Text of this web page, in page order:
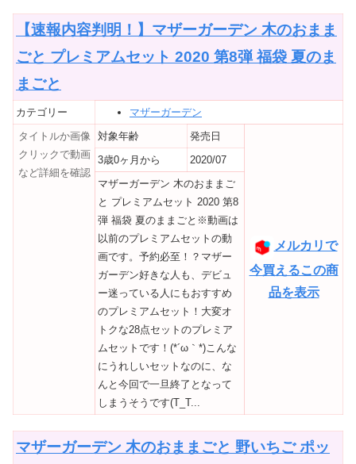
【速報内容判明！】マザーガーデン 木のおまま
ごと プレミアムセット 2020 第8弾 福袋 夏のま
まごと
カテゴリー
マザーガーデン
タイトルか画像
クリックで動画
など詳細を確認
対象年齢 発売日
メルカリで
今買えるこの商
品を表示
3歳0ヶ月から
2020/07
マザーガーデン 木のおままご
と プレミアムセット 2020 第8
弾 福袋 夏のままごと※動画は
以前のプレミアムセットの動
画です。予約必至！？マザー
ガーデン好きな人も、デビュ
ー迷っている人にもおすすめ
のプレミアムセット！大変オ
トクな28点セットのプレミア
ムセットです！(*´ω｀*)こんな
にうれしいセットなのに、な
んと今回で一旦終了となって
しまうそうです(T_T...
マザーガーデン 木のおままごと 野いちご ポッ